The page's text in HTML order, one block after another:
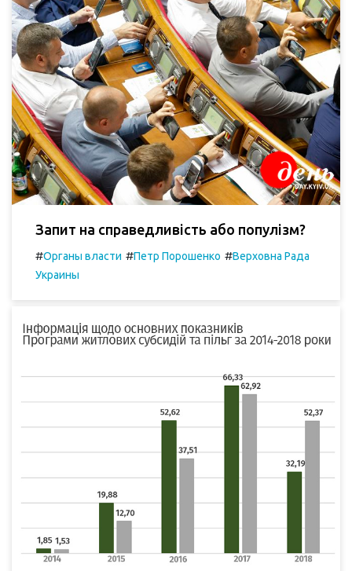
Запит на справедливість або популізм?
#Органы власти #Петр Порошенко #Верховна Рада
Украины